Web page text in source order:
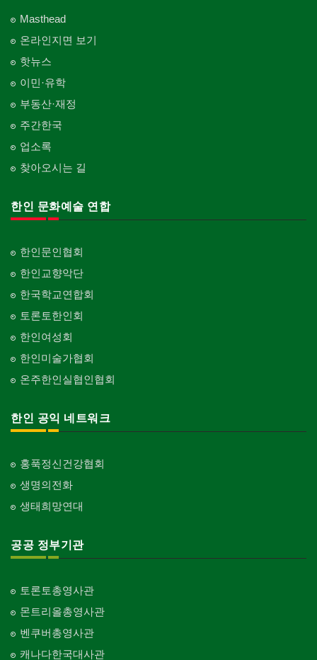
Masthead
온라인지면 보기
핫뉴스
이민·유학
부동산·재정
주간한국
업소록
찾아오시는 길
한인 문화예술 연합
한인문인협회
한인교향악단
한국학교연합회
토론토한인회
한인여성회
한인미술가협회
온주한인실협인협회
한인 공익 네트워크
홍푹정신건강협회
생명의전화
생태희망연대
공공 정부기관
토론토총영사관
몬트리올총영사관
벤쿠버총영사관
캐나다한국대사관